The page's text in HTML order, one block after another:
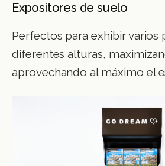
Expositores de suelo
Perfectos para exhibir varios
diferentes alturas,
aprovechando al máximo el